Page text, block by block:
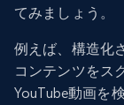
てみましょう。
例えば、構造化
コンテンツをス
YouTube動画を